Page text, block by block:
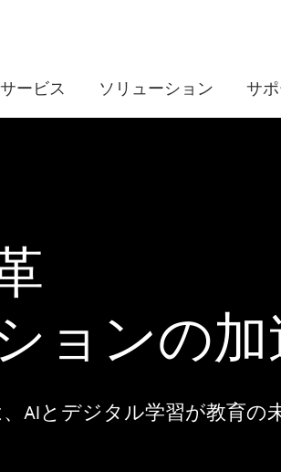
ービス ソリューション サ
ョンの加
AIとデジタル学習が教育の